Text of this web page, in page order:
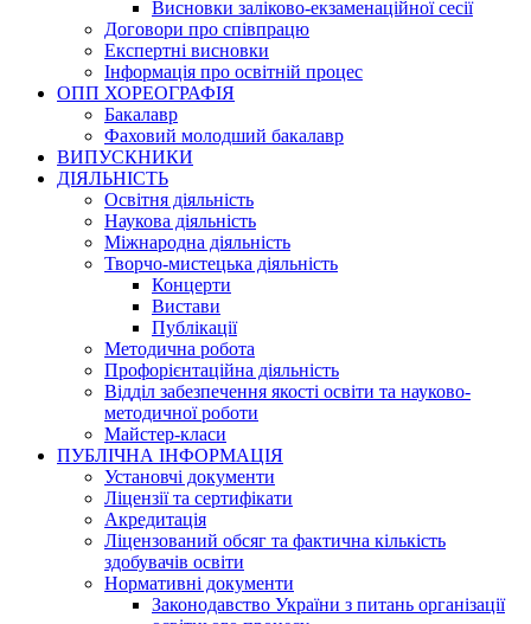
Висновки заліково-екзаменаційної сесії
Договори про співпрацю
Експертні висновки
Інформація про освітній процес
ОПП ХОРЕОГРАФІЯ
Бакалавр
Фаховий молодший бакалавр
ВИПУСКНИКИ
ДІЯЛЬНІСТЬ
Освітня діяльність
Наукова діяльність
Міжнародна діяльність
Творчо-мистецька діяльність
Концерти
Вистави
Публікації
Методична робота
Профорієнтаційна діяльність
Відділ забезпечення якості освіти та науково-
методичної роботи
Майстер-класи
ПУБЛІЧНА ІНФОРМАЦІЯ
Установчі документи
Ліцензії та сертифікати
Акредитація
Ліцензований обсяг та фактична кількість
здобувачів освіти
Нормативні документи
Законодавство України з питань організації